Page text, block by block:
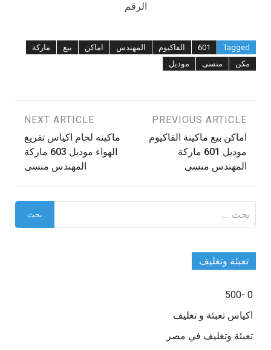
الرقم
Tagged
601 الفاكيوم المهندس اماكن بيع
ماركة
مكن
منسى موديل
تصفّح
المقالات
PREVIOUS ARTICLE
اماكن بيع ماكينة الفاكيوم
موديل 601 ماركة
المهندس منسى
NEXT ARTICLE
ماكينه لحام اكياس تفريغ
الهواء موديل 603 ماركة
المهندس منسى
عن:
تعبئة وتغليف
0 -500
اكياس تعبئة و تغليف
تعبئة وتغليف في مصر